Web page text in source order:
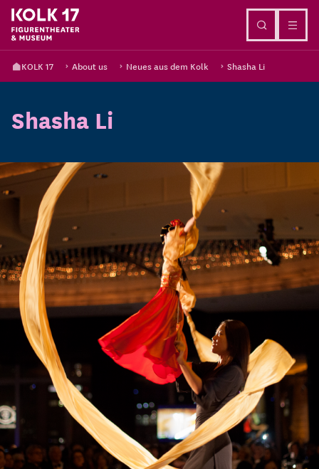
KOLK 17 About us Neues aus dem Kolk Shasha Li
Shasha Li